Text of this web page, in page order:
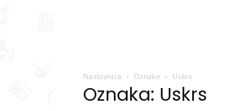
Naslovnica Oznake Uskrs
Oznaka: Uskrs